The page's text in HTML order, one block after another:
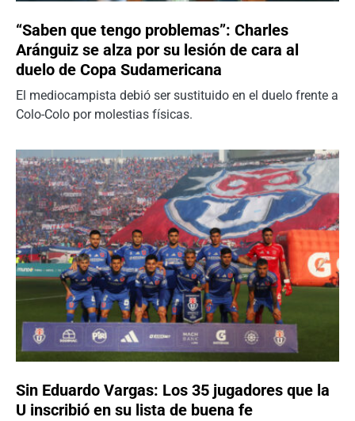
“Saben que tengo problemas”: Charles
Aránguiz se alza por su lesión de cara al
duelo de Copa Sudamericana
El mediocampista debió ser sustituido en el duelo frente a
Colo-Colo por molestias físicas.
Sin Eduardo Vargas: Los 35 jugadores que la
U inscribió en su lista de buena fe